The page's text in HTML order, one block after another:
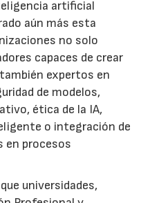
artificial
aún más esta
no solo
capaces de crear
expertos en
de modelos,
ética de la IA,
o integración de
en procesos
universidades,